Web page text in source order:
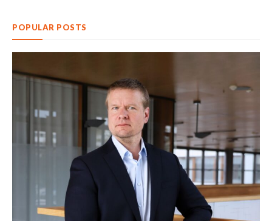
POPULAR POSTS